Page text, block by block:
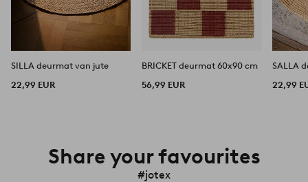
SILLA deurmat van jute
22,99 EUR
BRICKET deurmat 60x90 cm
56,99 EUR
SALLA
22,99
Share your favourites
#jotex